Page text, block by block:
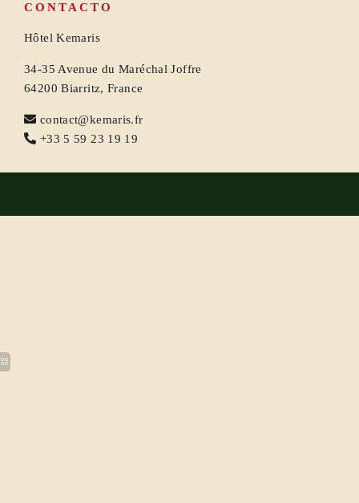
CONTACTO
Hôtel Kemaris
34-35 Avenue du Maréchal Joffre
64200 Biarritz, France
contact@kemaris.fr
+33 5 59 23 19 19